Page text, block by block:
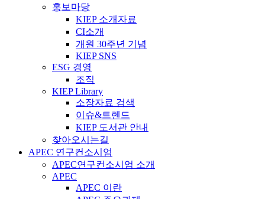
홍보마당
KIEP 소개자료
CI소개
개원 30주년 기념
KIEP SNS
ESG 경영
조직
KIEP Library
소장자료 검색
이슈&트렌드
KIEP 도서관 안내
찾아오시는길
APEC 연구컨소시엄
APEC연구컨소시엄 소개
APEC
APEC 이란